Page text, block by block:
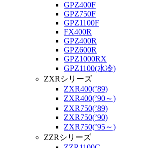
GPZ400F
GPZ750F
GPZ1100F
FX400R
GPZ400R
GPZ600R
GPZ1000RX
GPZ1100(水冷)
ZXRシリーズ
ZXR400(’89)
ZXR400(’90～)
ZXR750(’89)
ZXR750(’90)
ZXR750(’95～)
ZZRシリーズ